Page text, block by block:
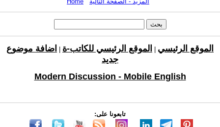
الموقع الرئيسي الموقع الرئيسي للكاتب-ة
اضافة موضوع
جديد
Modern Discussion - Mobile English
تابعونا على: